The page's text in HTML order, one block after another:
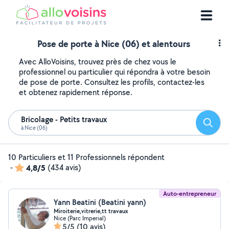
Pose de porte à Nice (06) et alentours
Avec AlloVoisins, trouvez près de chez vous le
professionnel ou particulier qui répondra à votre besoin
de pose de porte. Consultez les profils, contactez-les
et obtenez rapidement réponse.
Bricolage - Petits travaux
à Nice (06)
10 Particuliers et 11 Professionnels répondent
-
4,8/5 (434 avis)
Auto-entrepreneur
Yann Beatini (Beatini yann)
Miroiterie,vitrerie,tt travaux
Nice (Parc Imperial)
5/5 (10 avis)